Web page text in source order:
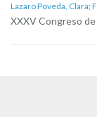
Lazaro Poveda, Clara;
XXXV Congreso de